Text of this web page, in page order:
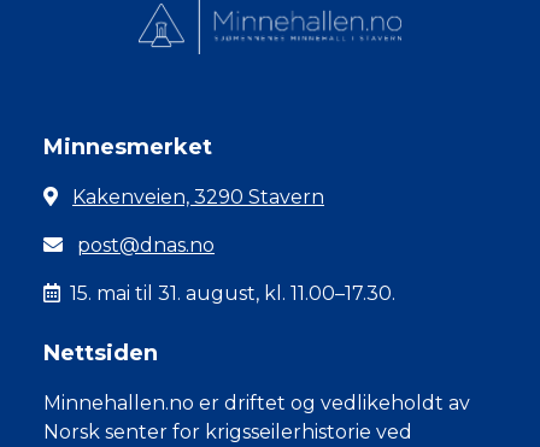
Minnesmerket
Kakenveien, 3290 Stavern
post@dnas.no
15. mai til 31. august, kl. 11.00–17.30.
Nettsiden
Minnehallen.no er driftet og vedlikeholdt av
Norsk senter for krigsseilerhistorie ved